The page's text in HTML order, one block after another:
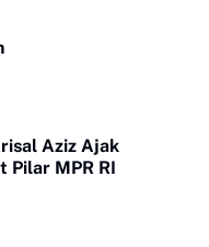
Aziz Ajak
Pilar MPR RI